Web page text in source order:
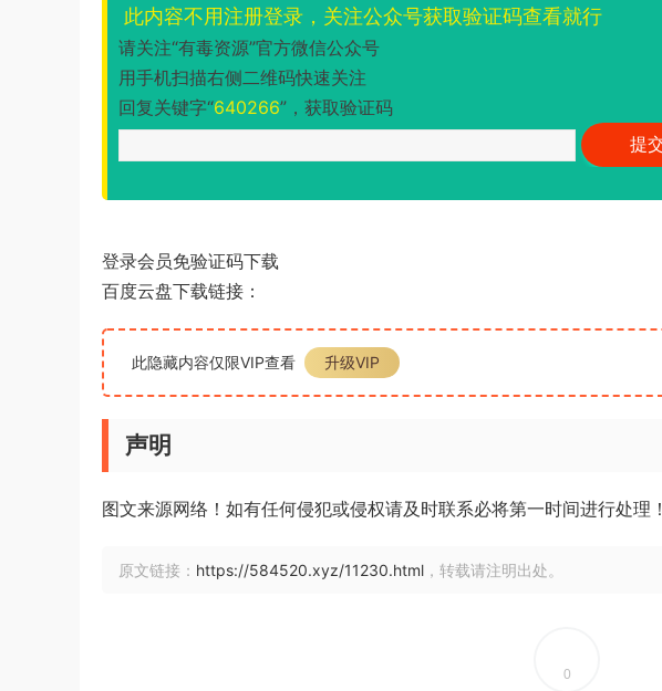
此内容不用注册登录，关注公众号获取验证码查看就行
请关注“有毒资源”官方微信公众号
用手机扫描右侧二维码快速关注
回复关键字“640266”，获取验证码
登录会员免验证码下载
百度云盘下载链接：
此隐藏内容仅限VIP查看 升级VIP
声明
图文来源网络！如有任何侵犯或侵权请及时联系必将第一时间进行处理！
原文链接： https://584520.xyz/11230.html ，转载请注明出处。
0